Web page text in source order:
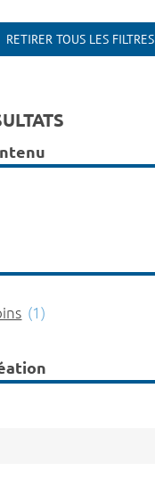
RETIRER TOUS LES FILTRES
(1)